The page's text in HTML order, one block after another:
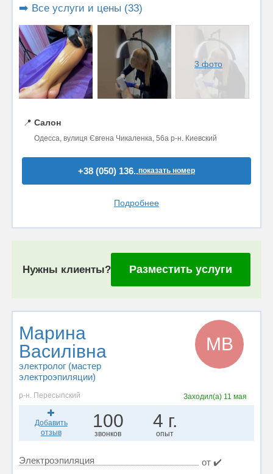
➡️ Все услуги и цены (33)
3 фото
📍 Салон
Одесса, вулиця Євгена Чикаленка, 56а р-н. Киевский
+38 (050) 136..показать номер
Подробнее
Нужны клиенты? Разместить услуги
Марина
Василівна
электролог (мастер
электроэпиляции)
МВ
р-н. Пересыпский Заходил(а) 11 мая
Добавить
отзыв
100
звонков
4 г.
опыт
Электроэпиляция от ✔️